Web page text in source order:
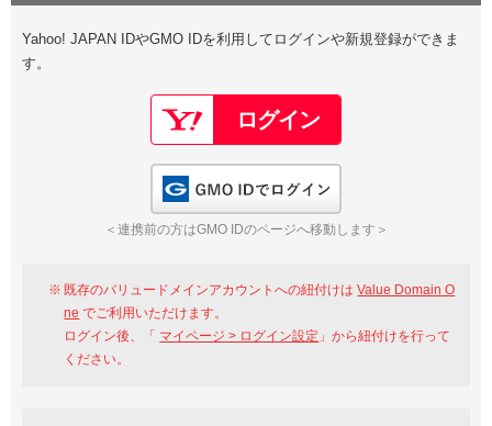
Google
GMO ID Amazon
※AmazonはValue Domain Oneのログイン画面へ遷移します
Value Domain Oneアカウント作成
以下でも登録可能
Google Yahoo!
GMO ID
Yahoo! JAPAN IDやGMO IDを利用してログインや新規登録ができま
す。
＜連携前の方はGMO IDのページへ移動します＞
既存のバリュードメインアカウントへの紐付けはValue Domain O
ne でご利用いただけます。
ログイン後、「 マイページ > ログイン設定 」から紐付けを行って
ください。